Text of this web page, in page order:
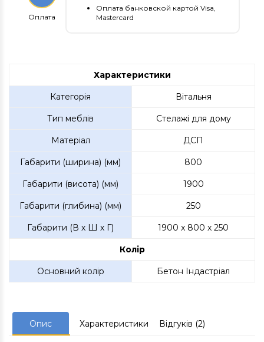
Оплата
Оплата банковской картой Visa,
Mastercard
Характеристики
Категорія Вітальня
Тип меблів Стелажі для дому
Матеріал ДСП
Габарити (ширина) (мм) 800
Габарити (висота) (мм) 1900
Габарити (глибина) (мм) 250
Габарити (В х Ш х Г) 1900 x 800 x 250
Колір
Основний колір Бетон Індастріал
Опис Характеристики Відгуків (2)